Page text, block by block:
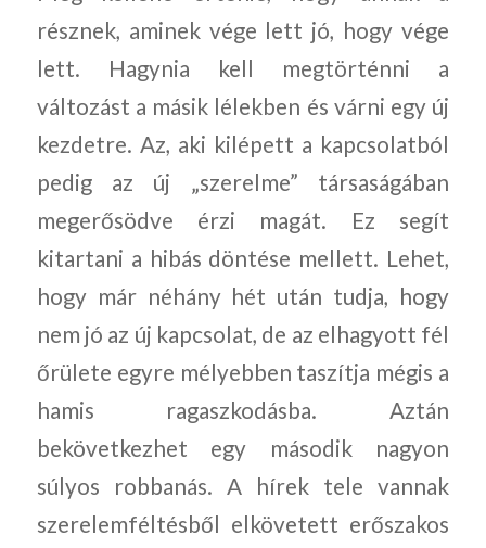
résznek, aminek vége lett jó, hogy vége
lett. Hagynia kell megtörténni a
változást a másik lélekben és várni egy új
kezdetre. Az, aki kilépett a kapcsolatból
pedig az új „szerelme” társaságában
megerősödve érzi magát. Ez segít
kitartani a hibás döntése mellett. Lehet,
hogy már néhány hét után tudja, hogy
nem jó az új kapcsolat, de az elhagyott fél
őrülete egyre mélyebben taszítja mégis a
hamis ragaszkodásba. Aztán
bekövetkezhet egy második nagyon
súlyos robbanás. A hírek tele vannak
szerelemféltésből elkövetett erőszakos